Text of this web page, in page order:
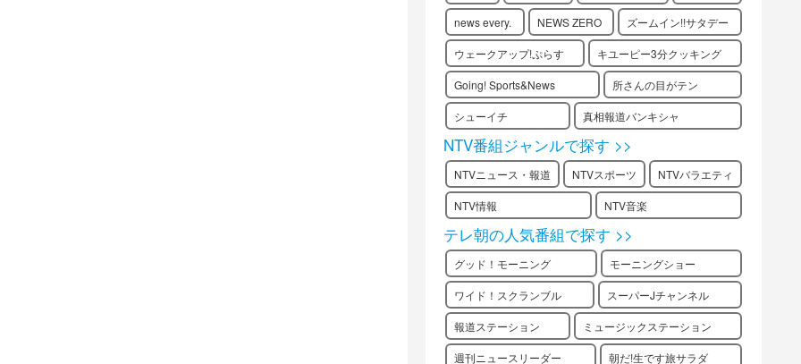
news every. NEWS ZERO ズームイン!!サタデー
ウェークアップ!ぷらす キユーピー3分クッキング
Going! Sports&News 所さんの目がテン
シューイチ 真相報道バンキシャ
NTV番組ジャンルで探す >>
NTVニュース・報道 NTVスポーツ NTVバラエティ
NTV情報 NTV音楽
テレ朝の人気番組で探す >>
グッド！モーニング モーニングショー
ワイド！スクランブル スーパーJチャンネル
報道ステーション ミュージックステーション
週刊ニュースリーダー 朝だ!生です旅サラダ